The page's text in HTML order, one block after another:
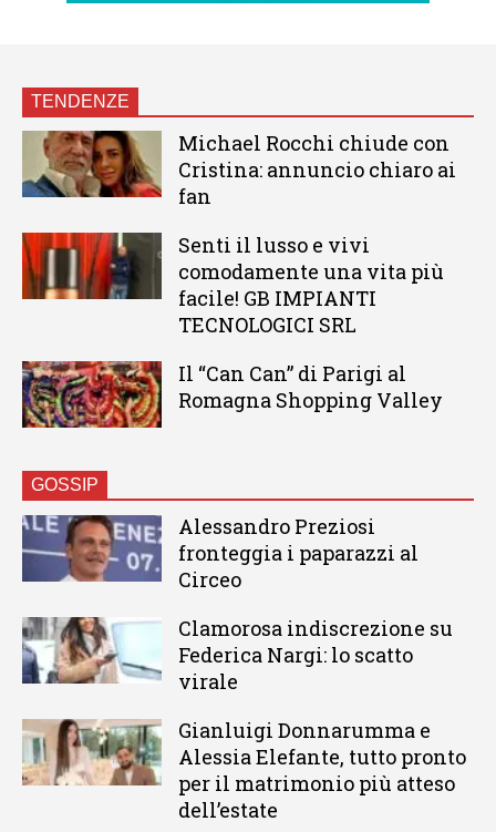
TENDENZE
Michael Rocchi chiude con
Cristina: annuncio chiaro ai
fan
Senti il lusso e vivi
comodamente una vita più
facile! GB IMPIANTI
TECNOLOGICI SRL
Il “Can Can” di Parigi al
Romagna Shopping Valley
GOSSIP
Alessandro Preziosi
fronteggia i paparazzi al
Circeo
Clamorosa indiscrezione su
Federica Nargi: lo scatto
virale
Gianluigi Donnarumma e
Alessia Elefante, tutto pronto
per il matrimonio più atteso
dell’estate